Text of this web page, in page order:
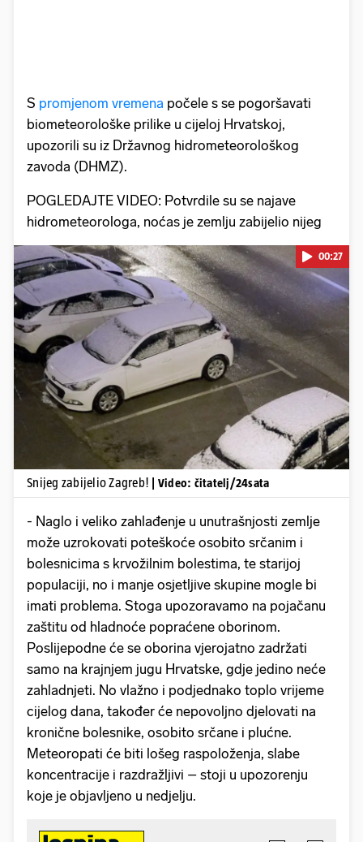
S promjenom vremena počele s se pogoršavati
biometeorološke prilike u cijeloj Hrvatskoj,
upozorili su iz Državnog hidrometeorološkog
zavoda (DHMZ).
POGLEDAJTE VIDEO: Potvrdile su se najave
hidrometeorologa, noćas je zemlju zabijelio nijeg
Pokretanje videa...
00:27
Snijeg zabijelio Zagreb! | Video: čitatelj/24sata
- Naglo i veliko zahlađenje u unutrašnjosti zemlje
može uzrokovati poteškoće osobito srčanim i
bolesnicima s krvožilnim bolestima, te starijoj
populaciji, no i manje osjetljive skupine mogle bi
imati problema. Stoga upozoravamo na pojačanu
zaštitu od hladnoće popraćene oborinom.
Poslijepodne će se oborina vjerojatno zadržati
samo na krajnjem jugu Hrvatske, gdje jedino neće
zahladnjeti. No vlažno i podjednako toplo vrijeme
cijelog dana, također će nepovoljno djelovati na
kronične bolesnike, osobito srčane i plućne.
Meteoropati će biti lošeg raspoloženja, slabe
koncentracije i razdražljivi – stoji u upozorenju
koje je objavljeno u nedjelju.